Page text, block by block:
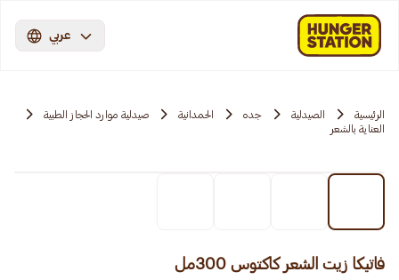
عربي
الرئيسية الصيدلية جده الحمدانية
صيدلية موارد الحجاز الطبية
العناية بالشعر
فاتيكا زيت الشعر كاكتوس 300مل